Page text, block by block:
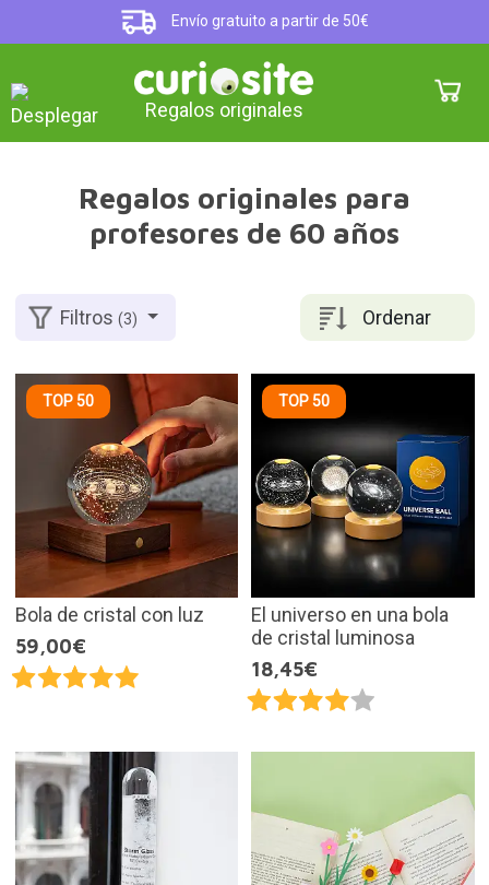
Envío gratuito a partir de 50€
Regalos originales
Regalos originales para
profesores de 60 años
Ordenar
Filtros(3)
TOP 50
Bola de cristal con luz
59,00€
TOP 50
El universo en una bola
de cristal luminosa
18,45€